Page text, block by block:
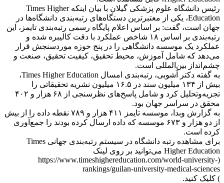
رئیس دانشگاه علوم پزشکی گیلان با بیان اینکه Times Higher
Education، یکی از معتبرترین دستگاه‌های رتبه‌بندی دانشگاه‌ها در
جهان است، گفت: بر اساس اعلام پایگاه رسمی رتبه‌بندی تایمز، این
رتبه‌بندی بر اساس ۱۸ شاخص عملکرد با دقت کالیبره شده و
عملکرد یک موسسه دانشگاهی را در پنج حوزه موردسنجش قرار
می‌دهد که شامل آموزش، محیط تحقیق، کیفیت تحقیق، صنعت و
چشم‌انداز بین‌المللی است.
به گفته دکتر آشوبی، رتبه‌بندی امسال Times Higher Education،
بیش از ۱۳۴ میلیون سند در ۱۶.۵ میلیون نشریه تحقیقاتی را
تجزیه‌وتحلیل کرد و شامل پاسخ‌های نظرسنجی از ۶۸ هزار و ۴۰۲
محقق در سراسر جهان بود.
به گزارش وبدا، موسسه تایمز ۴۱۱ هزار و ۷۸۹ نقطه داده را از بیش
از دو هزار و ۶۷۳ موسسه که داده ارسال کرده بودند را جمع‌آوری
کرده است.
برای مشاهده رتبه دانشگاه در سیستم رتبه‌بندی جهانی Times
Higher Education می‌توانید بر روی لینک
(https://www.timeshighereducation.com/world-university-
rankings/guilan-university-medical-sciences
) کلیک کنید.